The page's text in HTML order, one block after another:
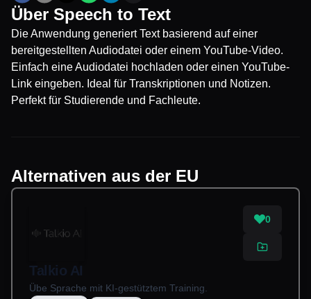
Über Speech to Text
Die Anwendung generiert Text basierend auf einer
bereitgestellten Audiodatei oder einem YouTube-Video.
Einfach eine Audiodatei hochladen oder einen YouTube-
Link eingeben. Ideal für Transkriptionen und Notizen.
Perfekt für Studierende und Fachleute.
Alternativen aus der EU
0
Talkio AI
Übe Sprache mit KI-gestütztem Training.